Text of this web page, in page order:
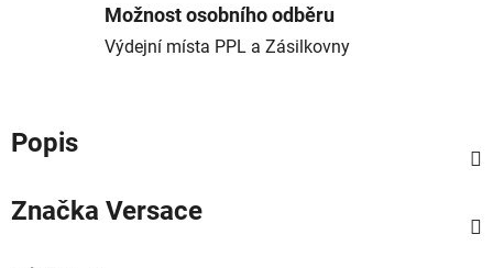
Možnost osobního odběru
Výdejní místa PPL a Zásilkovny
Popis
Značka Versace